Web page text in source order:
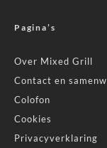
Pagina’s
Over Mixed Grill
Contact en
Colofon
Cookies
Privacyverklaring